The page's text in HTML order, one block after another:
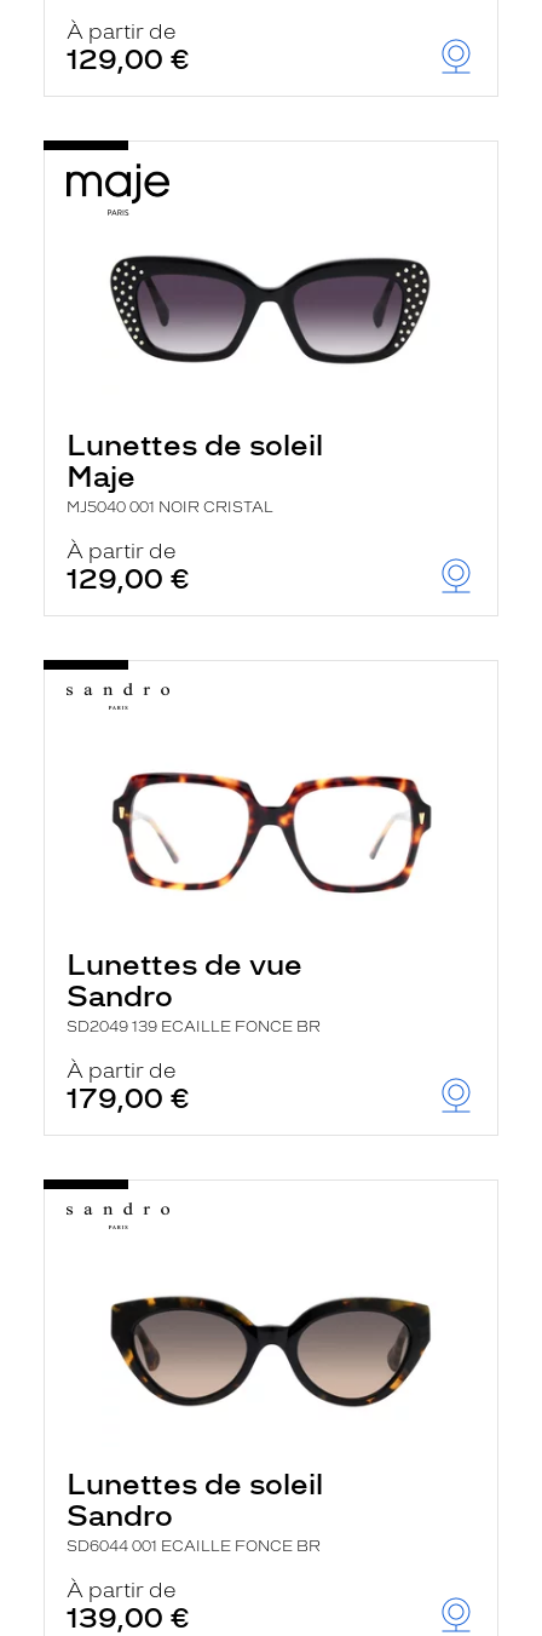
À partir de
129,00 €
Lunettes de soleil
Maje
MJ5040 001 NOIR CRISTAL
À partir de
129,00 €
Lunettes de vue
Sandro
SD2049 139 ECAILLE FONCE BR
À partir de
179,00 €
Lunettes de soleil
Sandro
SD6044 001 ECAILLE FONCE BR
À partir de
139,00 €